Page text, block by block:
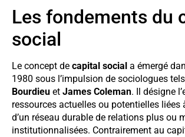
Les fondements du
social
Le concept de capital social a émergé
1980 sous l’impulsion de sociologues
Bourdieu et James Coleman. Il désigne
ressources actuelles ou potentielles liées
d’un réseau durable de relations plus ou
institutionnalisées. Contrairement au